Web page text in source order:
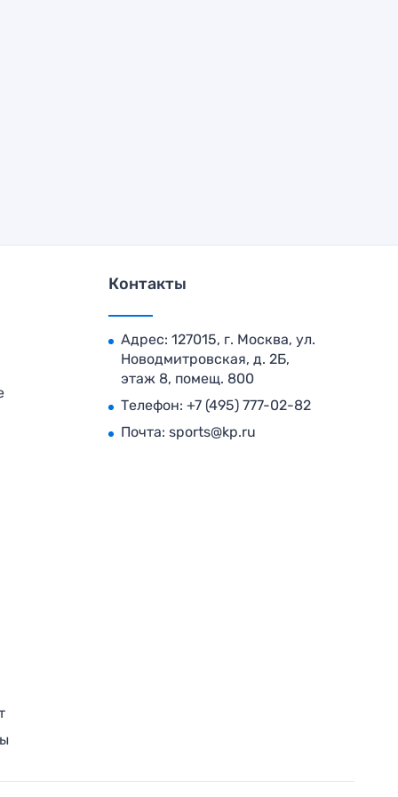
Контакты
Адрес: 127015, г. Москва, ул.
Новодмитровская, д. 2Б,
этаж 8, помещ. 800
Телефон: +7 (495) 777-02-82
Почта: sports@kp.ru